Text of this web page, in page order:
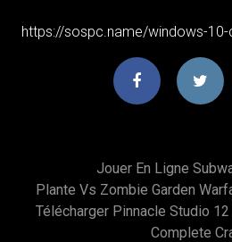
https://sospc.name/windows-
Jouer En Ligne
Plante Vs Zombie Garden
Télécharger Pinnacle Studio
Complete